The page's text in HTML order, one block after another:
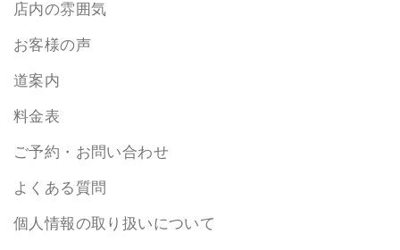
店内の雰囲気
お客様の声
道案内
料金表
ご予約・お問い合わせ
よくある質問
個人情報の取り扱いについて